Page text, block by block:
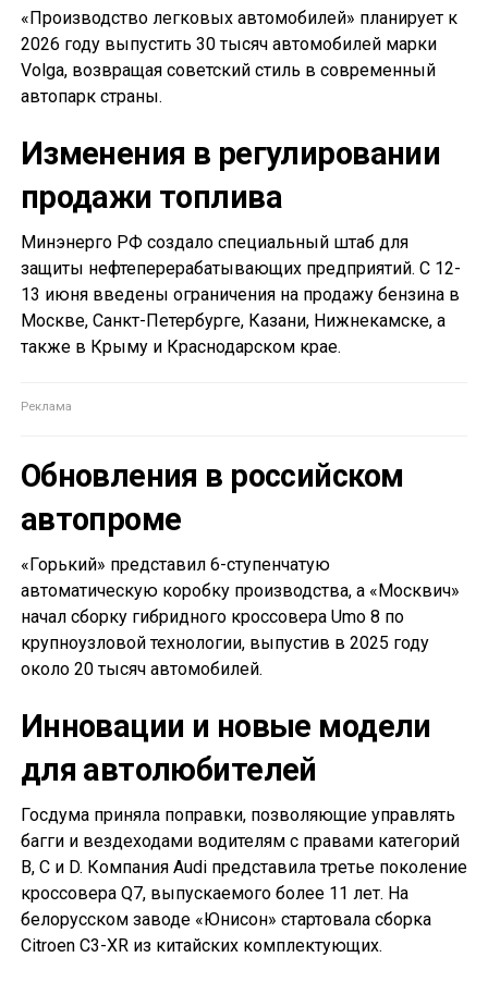
«Производство легковых автомобилей» планирует к
2026 году выпустить 30 тысяч автомобилей марки
Volga, возвращая советский стиль в современный
автопарк страны.
Изменения в регулировании
продажи топлива
Минэнерго РФ создало специальный штаб для
защиты нефтеперерабатывающих предприятий. С 12-
13 июня введены ограничения на продажу бензина в
Москве, Санкт-Петербурге, Казани, Нижнекамске, а
также в Крыму и Краснодарском крае.
Обновления в российском
автопроме
«Горький» представил 6-ступенчатую
автоматическую коробку производства, а «Москвич»
начал сборку гибридного кроссовера Umo 8 по
крупноузловой технологии, выпустив в 2025 году
около 20 тысяч автомобилей.
Инновации и новые модели
для автолюбителей
Госдума приняла поправки, позволяющие управлять
багги и вездеходами водителям с правами категорий
B, C и D. Компания Audi представила третье поколение
кроссовера Q7, выпускаемого более 11 лет. На
белорусском заводе «Юнисон» стартовала сборка
Citroen C3-XR из китайских комплектующих.